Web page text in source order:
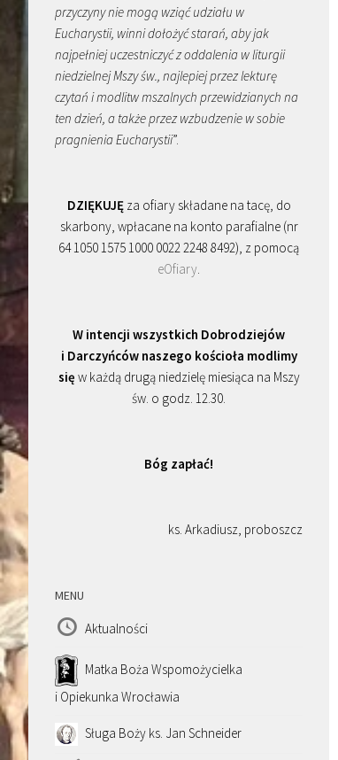
przyczyny nie mogą wziąć udziału w
Eucharystii, winni dołożyć starań, aby jak
najpełniej uczestniczyć z oddalenia w liturgii
niedzielnej Mszy św., najlepiej przez lekturę
czytań i modlitw mszalnych przewidzianych na
ten dzień, a także przez wzbudzenie w sobie
pragnienia Eucharystii”.
DZIĘKUJĘza ofiary składane na tacę, do
skarbony, wpłacane na konto parafialne (nr
64 1050 1575 1000 0022 2248 8492), z pomocą
eOfiary.
W intencji wszystkich Dobrodziejów
i Darczyńców naszego kościoła modlimy
się w każdą drugą niedzielę miesiąca na Mszy
św. o godz. 12.30.
Bóg zapłać!
ks. Arkadiusz, proboszcz
MENU
Aktualności
Matka Boża Wspomożycielka
i Opiekunka Wrocławia
Sługa Boży ks. Jan Schneider